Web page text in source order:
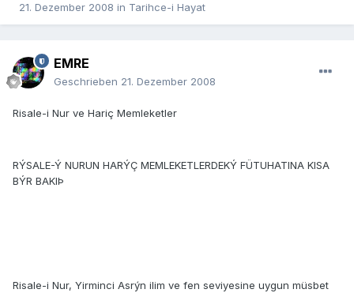
21. Dezember 2008 in Tarihce-i Hayat
EMRE
Geschrieben 21. Dezember 2008
Risale-i Nur ve Hariç Memleketler
RÝSALE-Ý NURUN HARÝÇ MEMLEKETLERDEKÝ FÜTUHATINA KISA
BÝR BAKIÞ
Risale-i Nur, Yirminci Asrýn ilim ve fen seviyesine uygun müsbet